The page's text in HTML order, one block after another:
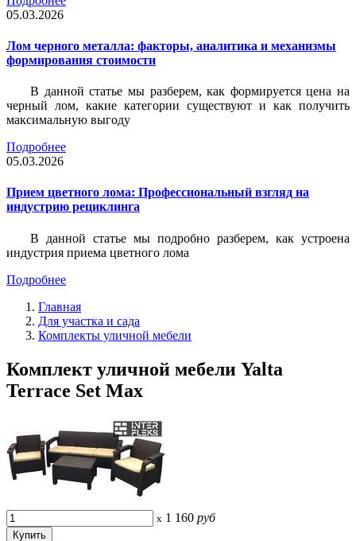
05.03.2026
Лом черного металла: факторы, аналитика и механизмы
формирования стоимости
В данной статье мы разберем, как формируется цена на
черный лом, какие категории существуют и как получить
максимальную выгоду
Подробнее
05.03.2026
Прием цветного лома: Профессиональный взгляд на
индустрию рециклинга
В данной статье мы подробно разберем, как устроена
индустрия приема цветного лома
Подробнее
Главная
Для участка и сада
Комплекты уличной мебели
Комплект уличной мебели Yalta
Terrace Set Max
x 1 160 руб